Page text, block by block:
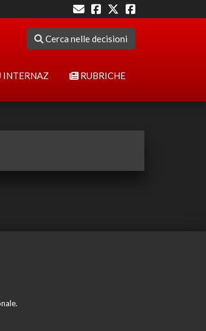
Cerca nelle decisioni
INTERNAZ RUBRICHE